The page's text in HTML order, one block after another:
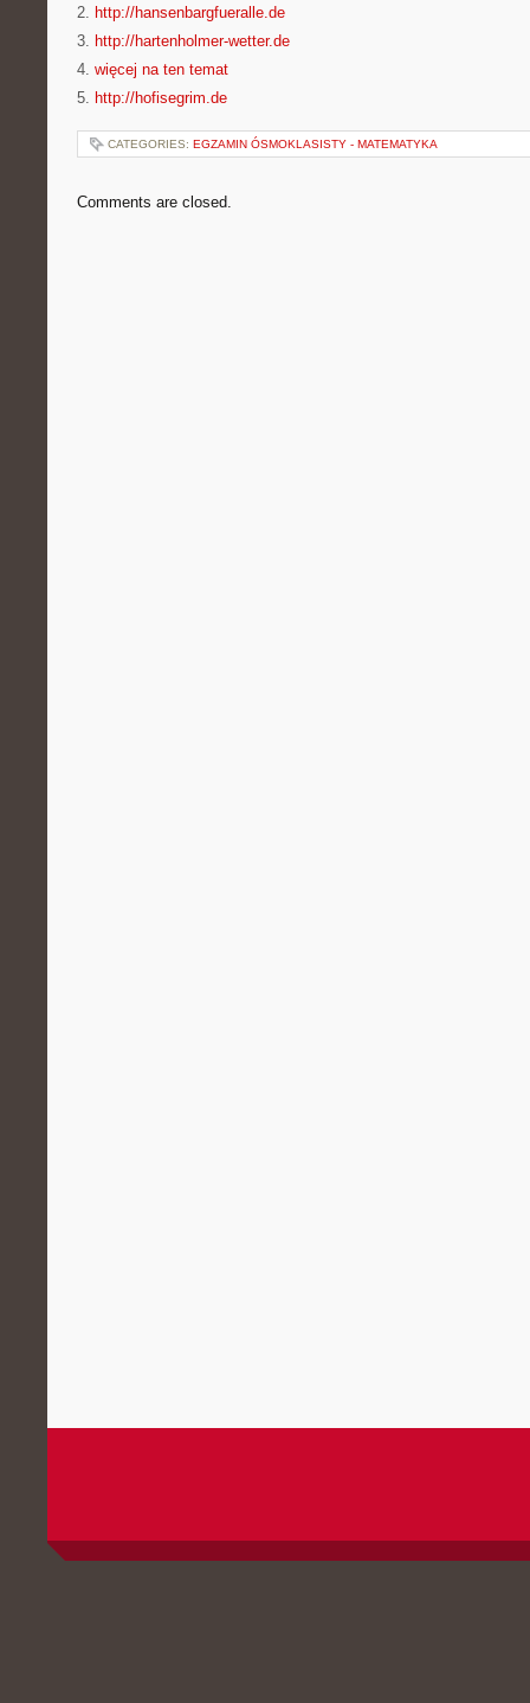
2. http://hansenbargfueralle.de
3. http://hartenholmer-wetter.de
4. więcej na ten temat
5. http://hofisegrim.de
CATEGORIES: EGZAMIN ÓSMOKLASISTY - MATEMATYKA
Comments are closed.